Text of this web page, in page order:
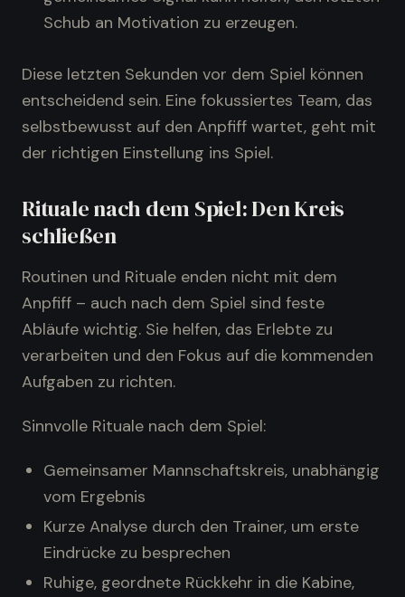
Schub an Motivation zu erzeugen.
Diese letzten Sekunden vor dem Spiel können
entscheidend sein. Eine fokussiertes Team, das
selbstbewusst auf den Anpfiff wartet, geht mit
der richtigen Einstellung ins Spiel.
Rituale nach dem Spiel: Den Kreis
schließen
Routinen und Rituale enden nicht mit dem
Anpfiff – auch nach dem Spiel sind feste
Abläufe wichtig. Sie helfen, das Erlebte zu
verarbeiten und den Fokus auf die kommenden
Aufgaben zu richten.
Sinnvolle Rituale nach dem Spiel:
Gemeinsamer Mannschaftskreis, unabhängig
vom Ergebnis
Kurze Analyse durch den Trainer, um erste
Eindrücke zu besprechen
Ruhige, geordnete Rückkehr in die Kabine,